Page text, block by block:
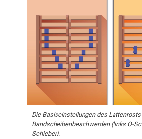
Die Basiseinstellungen des
Bandscheibenbeschwerden (links O-
Schieber).